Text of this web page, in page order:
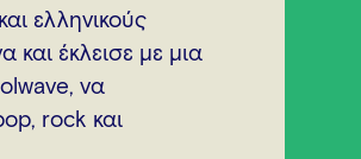
ελληνικούς
έκλεισε με μια
να
rock και